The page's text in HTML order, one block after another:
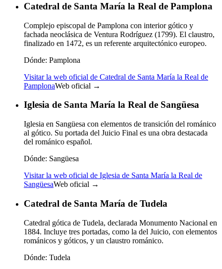
Catedral de Santa María la Real de Pamplona
Complejo episcopal de Pamplona con interior gótico y
fachada neoclásica de Ventura Rodríguez (1799). El claustro,
finalizado en 1472, es un referente arquitectónico europeo.
Dónde: Pamplona
Visitar la web oficial de Catedral de Santa María la Real de
PamplonaWeb oficial →
Iglesia de Santa María la Real de Sangüesa
Iglesia en Sangüesa con elementos de transición del románico
al gótico. Su portada del Juicio Final es una obra destacada
del románico español.
Dónde: Sangüesa
Visitar la web oficial de Iglesia de Santa María la Real de
SangüesaWeb oficial →
Catedral de Santa María de Tudela
Catedral gótica de Tudela, declarada Monumento Nacional en
1884. Incluye tres portadas, como la del Juicio, con elementos
románicos y góticos, y un claustro románico.
Dónde: Tudela